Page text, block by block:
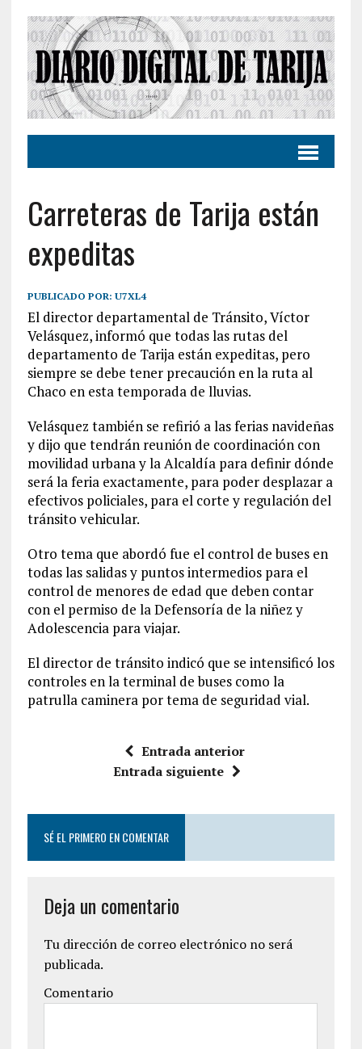
Carreteras de Tarija están
expeditas
PUBLICADO POR: U7XL4
El director departamental de Tránsito, Víctor
Velásquez, informó que todas las rutas del
departamento de Tarija están expeditas, pero
siempre se debe tener precaución en la ruta al
Chaco en esta temporada de lluvias.
Velásquez también se refirió a las ferias navideñas
y dijo que tendrán reunión de coordinación con
movilidad urbana y la Alcaldía para definir dónde
será la feria exactamente, para poder desplazar a
efectivos policiales, para el corte y regulación del
tránsito vehicular.
Otro tema que abordó fue el control de buses en
todas las salidas y puntos intermedios para el
control de menores de edad que deben contar
con el permiso de la Defensoría de la niñez y
Adolescencia para viajar.
El director de tránsito indicó que se intensificó los
controles en la terminal de buses como la
patrulla caminera por tema de seguridad vial.
Entrada anterior
Entrada siguiente
SÉ EL PRIMERO EN COMENTAR
Deja un comentario
Tu dirección de correo electrónico no será
publicada.
Comentario